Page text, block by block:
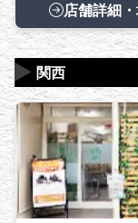
店舗詳細
関西
▶